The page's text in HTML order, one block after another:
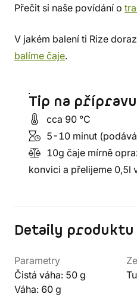
Přečit si naše povídání o
V jakém balení ti Rize
balíme čaje.
Tip na přípravu
cca 90 °C
5-10 minut
10g čaje mírně
konvici a přelijeme 0,5l
Detaily produktu
Parametry
Čistá váha: 50 g
Váha: 60 g